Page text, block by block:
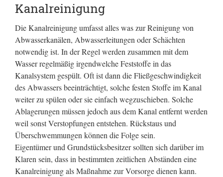
Kanalreinigung
Die Kanalreinigung umfasst alles was zur Reinigung von
Abwasserkanälen, Abwasserleitungen oder Schächten
notwendig ist. In der Regel werden zusammen mit dem
Wasser regelmäßig irgendwelche Feststoffe in das
Kanalsystem gespült. Oft ist dann die Fließgeschwindigkeit
des Abwassers beeinträchtigt, solche festen Stoffe im Kanal
weiter zu spülen oder sie einfach wegzuschieben. Solche
Ablagerungen müssen jedoch aus dem Kanal entfernt werden
weil sonst Verstopfungen entstehen. Rückstaus und
Überschwemmungen können die Folge sein.
Eigentümer und Grundstücksbesitzer sollten sich darüber im
Klaren sein, dass in bestimmten zeitlichen Abständen eine
Kanalreinigung als Maßnahme zur Vorsorge dienen kann.